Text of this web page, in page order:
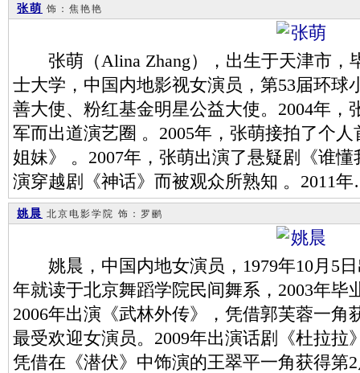
张萌 饰：焦艳艳
张萌（Alina Zhang），出生于天津市，
士大学，中国内地影视女演员，第53届环球
善大使、粉红基金明星公益大使。2004年，
军而出道演艺圈 。2005年，张萌接拍了个
姐妹》 。2007年，张萌出演了悬疑剧《谁
演穿越剧《神话》而被观众所熟知 。2011
姚晨 北京电影学院 饰：罗鹂
姚晨，中国内地女演员，1979年10月5日
年就读于北京舞蹈学院民间舞系，2003年毕
2006年出演《武林外传》，凭借郭芙蓉一角
最受欢迎女演员。2009年出演话剧《杜拉拉
凭借在《潜伏》中饰演的王翠平一角获得第